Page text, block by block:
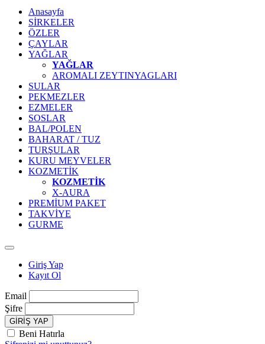
Anasayfa
SİRKELER
ÖZLER
ÇAYLAR
YAĞLAR
YAĞLAR
AROMALI ZEYTINYAGLARI
SULAR
PEKMEZLER
EZMELER
SOSLAR
BAL/POLEN
BAHARAT / TUZ
TURŞULAR
KURU MEYVELER
KOZMETİK
KOZMETİK
X-AURA
PREMİUM PAKET
TAKVİYE
GURME
Giriş Yap
Kayıt Ol
Email
Şifre
GİRİŞ YAP
Beni Hatırla